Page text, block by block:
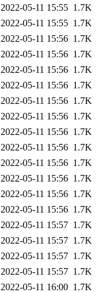
2022-05-11 15:55 1.7K
2022-05-11 15:55 1.7K
2022-05-11 15:56 1.7K
2022-05-11 15:56 1.7K
2022-05-11 15:56 1.7K
2022-05-11 15:56 1.7K
2022-05-11 15:56 1.7K
2022-05-11 15:56 1.7K
2022-05-11 15:56 1.7K
2022-05-11 15:56 1.7K
2022-05-11 15:56 1.7K
2022-05-11 15:56 1.7K
2022-05-11 15:56 1.7K
2022-05-11 15:56 1.7K
2022-05-11 15:57 1.7K
2022-05-11 15:57 1.7K
2022-05-11 15:57 1.7K
2022-05-11 15:57 1.7K
2022-05-11 16:00 1.7K